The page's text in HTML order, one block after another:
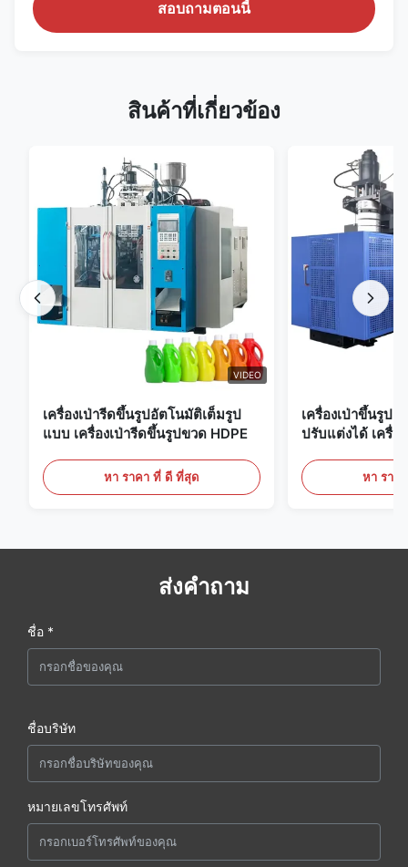
สอบถามตอนนี้
สินค้าที่เกี่ยวข้อง
VIDEO
เครื่องเป่ารีดขึ้นรูปอัตโนมัติเต็มรูป
แบบ เครื่องเป่ารีดขึ้นรูปขวด HDPE
หา ราคา ที่ ดี ที่สุด
เครื่องเป่าขึ้นรูป
ปรับแต่งได้ เครื่อ
หา ราค
ส่งคำถาม
ชื่อ *
ชื่อบริษัท
หมายเลขโทรศัพท์